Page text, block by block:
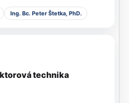
Ing. Bc. Peter Štetka, PhD.
technika